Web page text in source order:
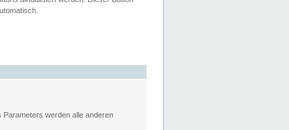
Parameters werden alle anderen